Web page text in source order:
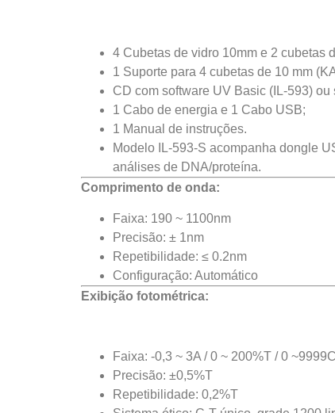
4 Cubetas de vidro 10mm e 2 cubetas
1 Suporte para 4 cubetas de 10 mm
CD com software UV Basic (IL-593)
1 Cabo de energia e 1 Cabo USB;
1 Manual de instruções.
Modelo IL-593-S acompanha dongle
análises de DNA/proteína.
Comprimento de onda:
Faixa: 190 ~ 1100nm
Precisão: ± 1nm
Repetibilidade: ≤ 0.2nm
Configuração: Automático
Exibição fotométrica:
Faixa: -0,3 ~ 3A / 0 ~ 200%T / 0 ~9999C
Precisão: ±0,5%T
Repetibilidade: 0,2%T